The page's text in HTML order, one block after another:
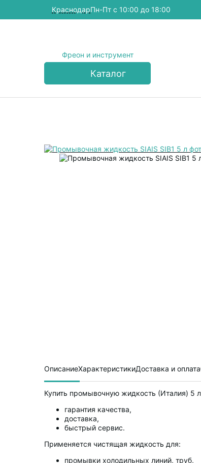
КраснодарПн-Пт с 10:00 до 18:00
Фреон и инструмент
Каталог
ОписаниеХарактеристикиДоставка и оплата
Купить промывочную жидкость (Италия) 5
гарантия качества,
доставка,
быстрый сервис.
Применяется чистящая жидкость для:
промывки холодильных линий, труб,